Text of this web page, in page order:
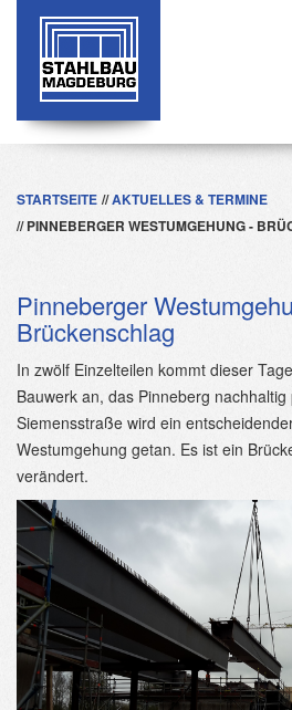
STARTSEITE
AKTUELLES & TERMINE
PINNEBERGER WESTUMGEHUNG -
Pinneberger
Brückenschlag
In zwölf Einzelteilen kommt dieser
Bauwerk an, das Pinneberg
Siemensstraße wird ein
Westumgehung getan. Es ist ein
verändert.